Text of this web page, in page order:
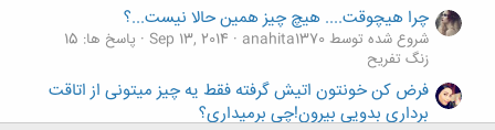
چرا هیچوقت.... هیچ چیز همین حالا نیست...؟
شروع شده توسط anahita1370 Sep 13, 2014 پاسخ ها: 15
زنگ تفريح
فرض کن خونتون اتیش گرفته فقط یه چیز میتونی از اتاقت
برداری بدویی بیرون!چی برمیداری؟